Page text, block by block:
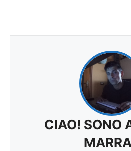
CIAO! SONO